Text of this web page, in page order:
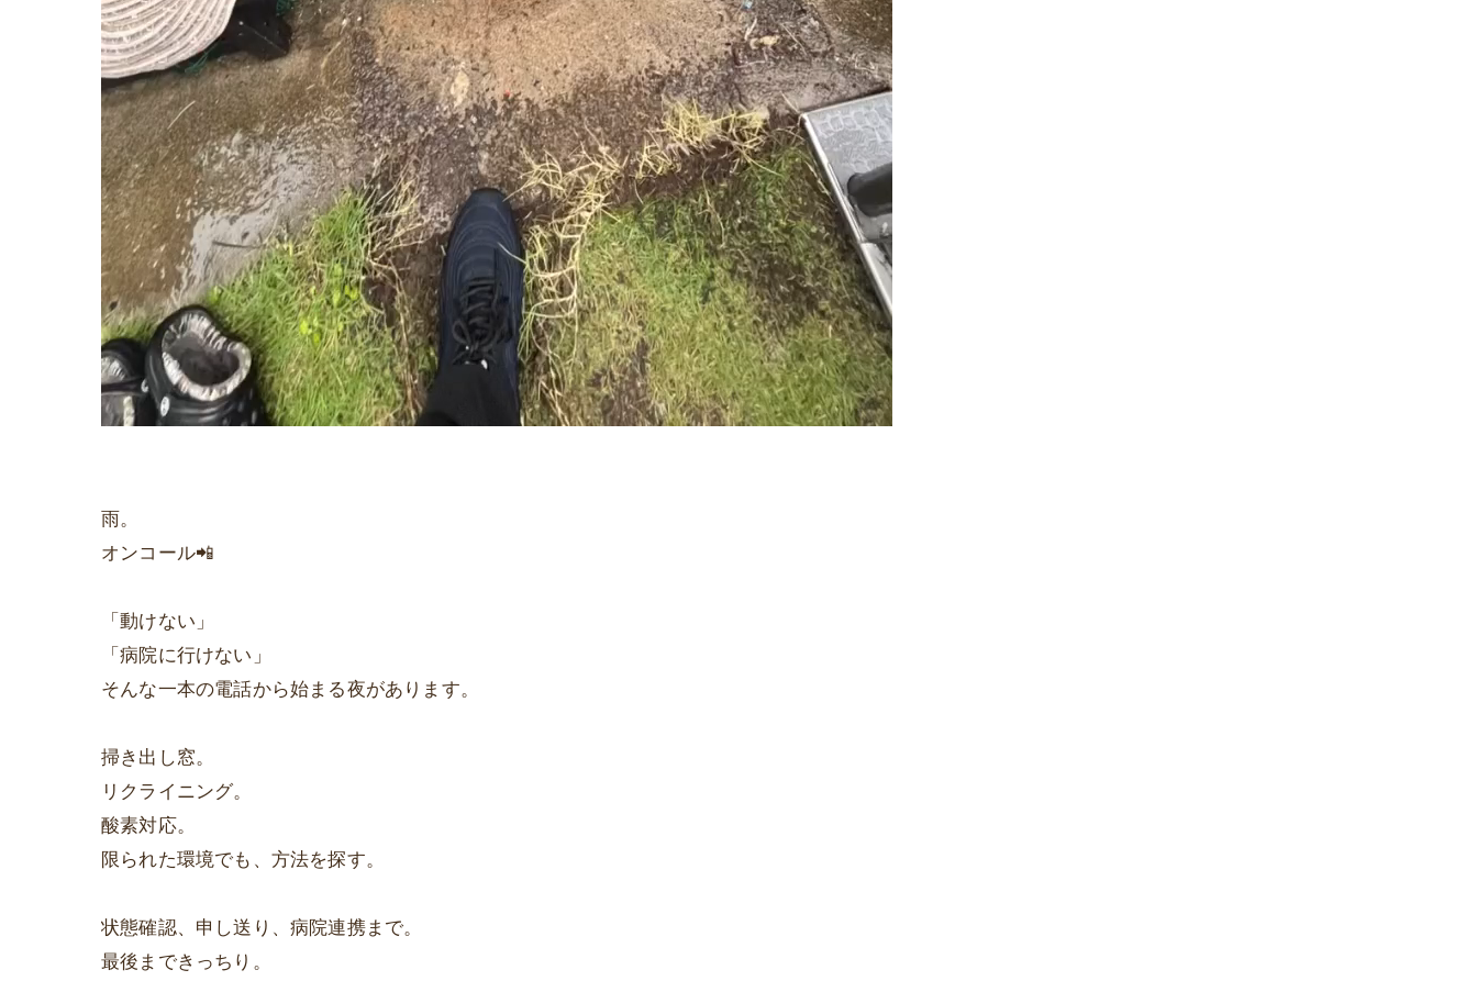
雨。
オンコール📲
「動けない」
「病院に行けない」
そんな一本の電話から始まる夜があります。
掃き出し窓。
リクライニング。
酸素対応。
限られた環境でも、方法を探す。
状態確認、申し送り、病院連携まで。
最後まできっちり。